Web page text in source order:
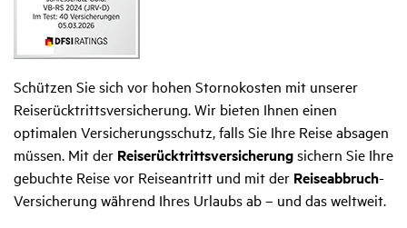
Schützen Sie sich vor hohen Stornokosten mit unserer
Reiserücktritts­versicherung. Wir bieten Ihnen einen
optimalen Versicherungs­schutz, falls Sie Ihre Reise absagen
müssen. Mit der Reiserücktritts­versicherungsichern Sie Ihre
gebuchte Reise vor Reiseantritt und mit der Reise­abbruch-
Versicherung während Ihres Urlaubs ab – und das weltweit.